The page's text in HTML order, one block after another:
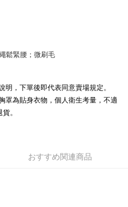
を選択すると、注文が成立した後に自動
スに移行し、携帯番号を確認後、分割払
いを選択すると、携帯電話認証ウィンド
鬆緊腰；微刷毛
明，下單後即代表同意賣場規定。
罩為貼身衣物，個人衛生考量，不適
。
おすすめ関連商品